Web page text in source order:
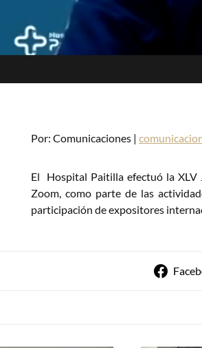
Por: Comunicaciones |
El Hospital Paitilla efectuó la XLV
Zoom, como parte de las
participación de expositores